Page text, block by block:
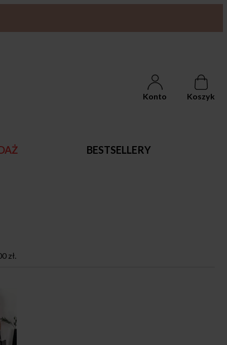
Konto Koszyk
BESTSELLERY
zł.